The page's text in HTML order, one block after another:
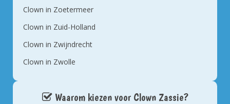
Clown in Zoetermeer
Clown in Zuid-Holland
Clown in Zwijndrecht
Clown in Zwolle
Waarom kiezen voor Clown Zassie?